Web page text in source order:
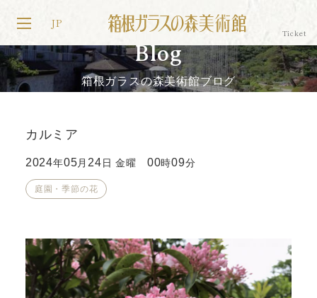
JP
Blog
箱根ガラスの森美術館ブログ
カルミア
2024年05 月 24 日 金曜 00時09分
庭園・季節の花